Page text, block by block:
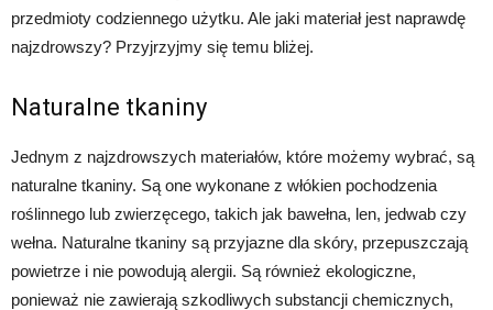
przedmioty codziennego użytku. Ale jaki materiał jest naprawdę
najzdrowszy? Przyjrzyjmy się temu bliżej.
Naturalne tkaniny
Jednym z najzdrowszych materiałów, które możemy wybrać, są
naturalne tkaniny. Są one wykonane z włókien pochodzenia
roślinnego lub zwierzęcego, takich jak bawełna, len, jedwab czy
wełna. Naturalne tkaniny są przyjazne dla skóry, przepuszczają
powietrze i nie powodują alergii. Są również ekologiczne,
ponieważ nie zawierają szkodliwych substancji chemicznych,